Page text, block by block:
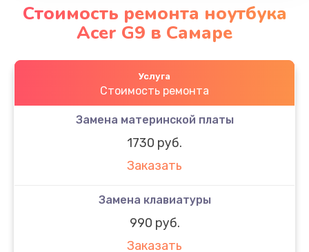
Стоимость ремонта ноутбука
Acer G9 в Самаре
Услуга
Стоимость ремонта
Замена материнской платы
1730 руб.
Заказать
Замена клавиатуры
990 руб.
Заказать